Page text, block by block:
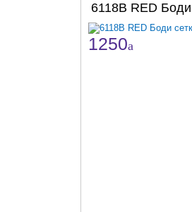
6118B RED Боди
1250a